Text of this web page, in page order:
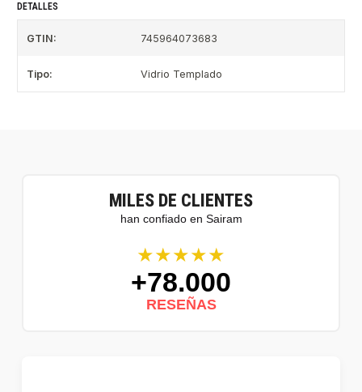
DETALLES
GTIN: 745964073683
Tipo: Vidrio Templado
MILES DE CLIENTES
han confiado en Sairam
★★★★★
+78.000
RESEÑAS